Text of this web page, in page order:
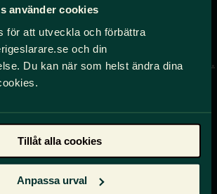
använder cookies
för att utveckla och förbättra
och din
Du kan när som helst ändra dina
Tillåt alla cookies
Anpassa urval
du
här.
Press
Journalist – du når oss
på press@sverigeslarare.